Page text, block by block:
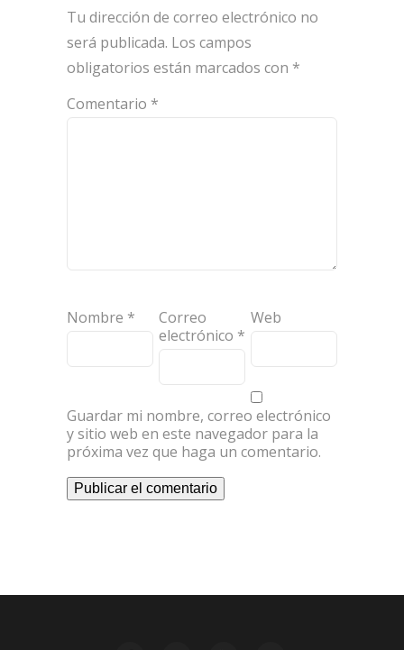
Tu dirección de correo electrónico no
será publicada. Los campos
obligatorios están marcados con *
Comentario *
Nombre *
Correo
electrónico *
Web
Guardar mi nombre, correo electrónico
y sitio web en este navegador para la
próxima vez que haga un comentario.